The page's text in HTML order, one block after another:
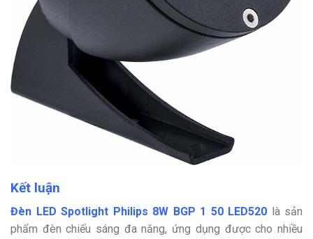
Kết luận
Đèn LED Spotlight Philips 8W BGP 1 50 LED520 là sản
phẩm đèn chiếu sáng đa năng, ứng dụng được cho nhiều